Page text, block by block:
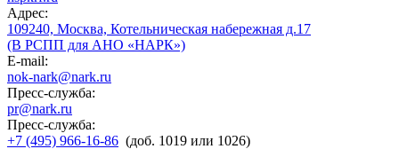
Адрес:
109240, Москва, Котельническая набережная д.17
(В РСПП для АНО «НАРК»)
E-mail:
nok-nark@nark.ru
Пресс-служба:
pr@nark.ru
Пресс-служба:
+7 (495) 966-16-86 (доб. 1019 или 1026)